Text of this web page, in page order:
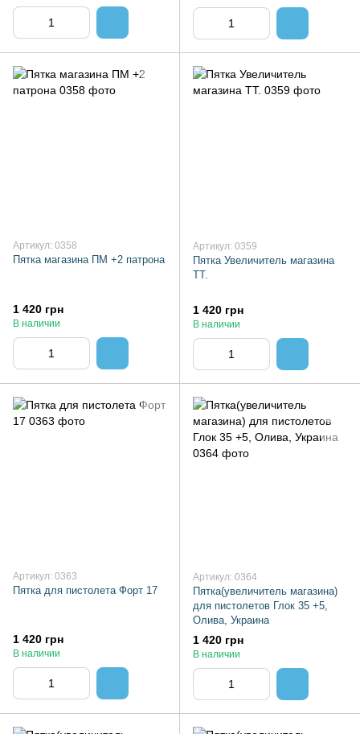
Артикул: 0358
Пятка магазина ПМ +2 патрона
1 420 грн
В наличии
Артикул: 0359
Пятка Увеличитель магазина
ТТ.
1 420 грн
В наличии
Артикул: 0363
Пятка для пистолета Форт 17
1 420 грн
В наличии
Артикул: 0364
Пятка(увеличитель магазина)
для пистолетов Глок 35 +5,
Олива, Украина
1 420 грн
В наличии